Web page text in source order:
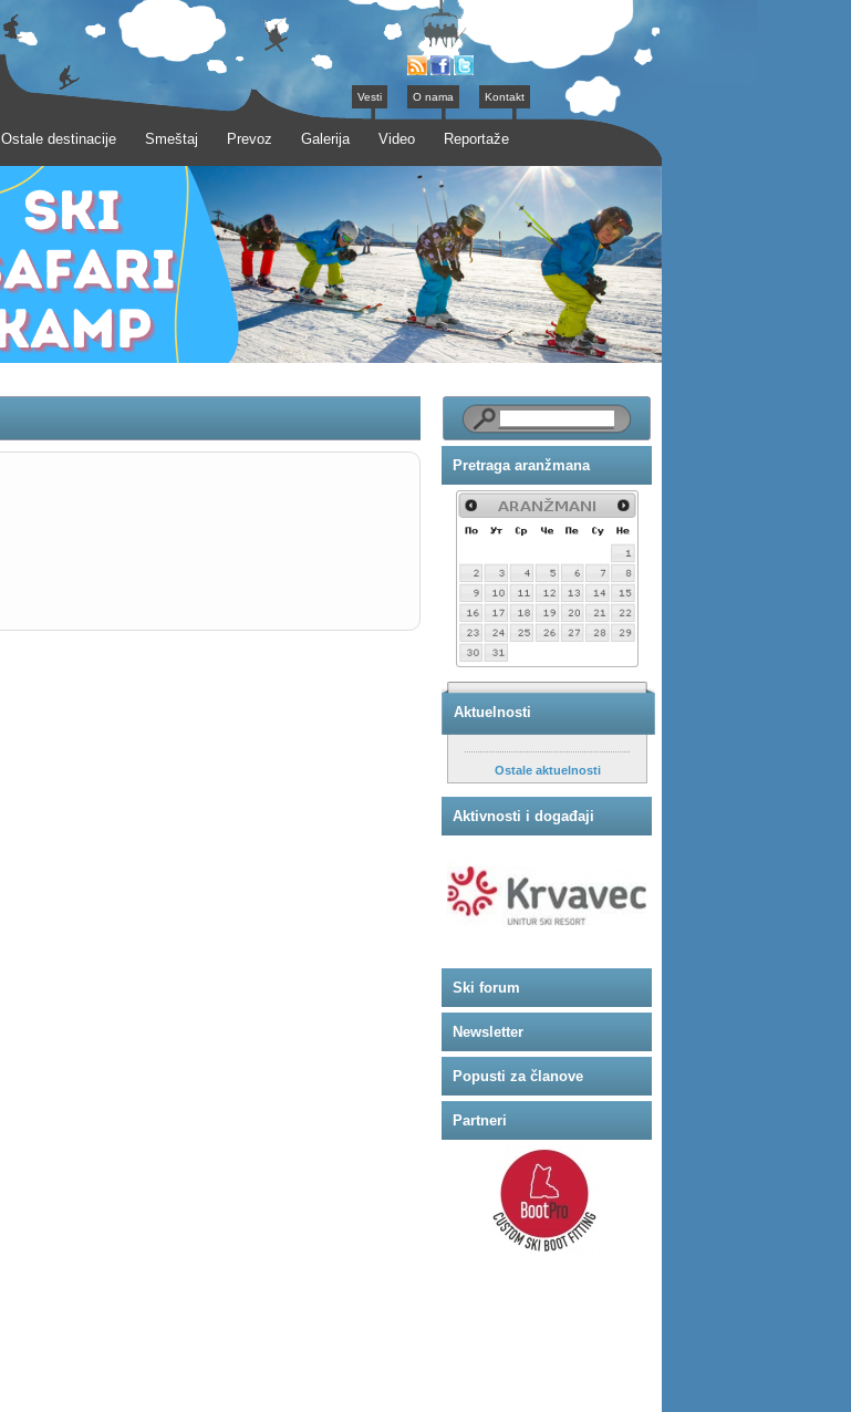
Vesti O nama Kontakt
Ostale destinacije Smeštaj Prevoz Galerija Video Reportaže
Pretraga aranžmana
Aktuelnosti
Ostale aktuelnosti
Aktivnosti i događaji
Ski forum
Newsletter
Popusti za članove
Partneri